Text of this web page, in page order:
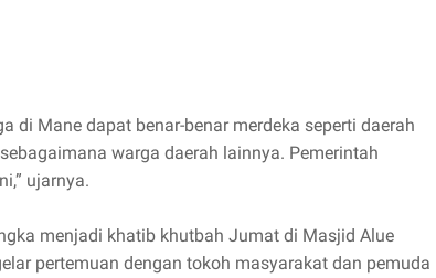
di Mane dapat benar-benar merdeka seperti daerah
warga daerah lainnya. Pemerintah
ujarnya.
menjadi khatib khutbah Jumat di Masjid Alue
pertemuan dengan tokoh masyarakat dan pemuda